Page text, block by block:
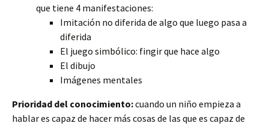
que tiene 4 manifestaciones:
Imitación no diferida de algo que luego pasa a
diferida
El juego simbólico: fingir que hace algo
El dibujo
Imágenes mentales
Prioridad del conocimiento:cuando un niño empieza a
hablar es capaz de hacer más cosas de las que es capaz de